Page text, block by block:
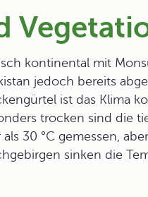
kontinental mit
jedoch bereits
ist das Klima
trocken sind die
30 °C gemessen,
sinken die